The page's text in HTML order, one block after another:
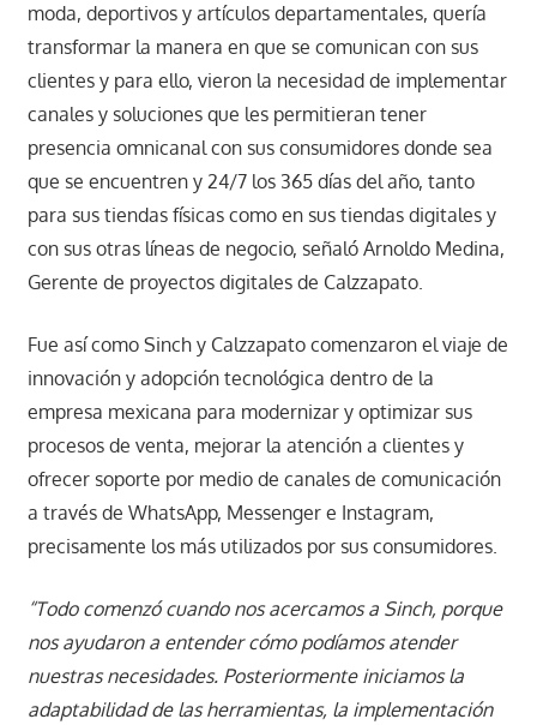
moda, deportivos y artículos departamentales, quería
transformar la manera en que se comunican con sus
clientes y para ello, vieron la necesidad de implementar
canales y soluciones que les permitieran tener
presencia omnicanal con sus consumidores donde sea
que se encuentren y 24/7 los 365 días del año, tanto
para sus tiendas físicas como en sus tiendas digitales y
con sus otras líneas de negocio, señaló Arnoldo Medina,
Gerente de proyectos digitales de Calzzapato.
Fue así como Sinch y Calzzapato comenzaron el viaje de
innovación y adopción tecnológica dentro de la
empresa mexicana para modernizar y optimizar sus
procesos de venta, mejorar la atención a clientes y
ofrecer soporte por medio de canales de comunicación
a través de WhatsApp, Messenger e Instagram,
precisamente los más utilizados por sus consumidores.
“Todo comenzó cuando nos acercamos a Sinch, porque
nos ayudaron a entender cómo podíamos atender
nuestras necesidades. Posteriormente iniciamos la
adaptabilidad de las herramientas, la implementación